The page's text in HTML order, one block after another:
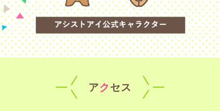
アクセス